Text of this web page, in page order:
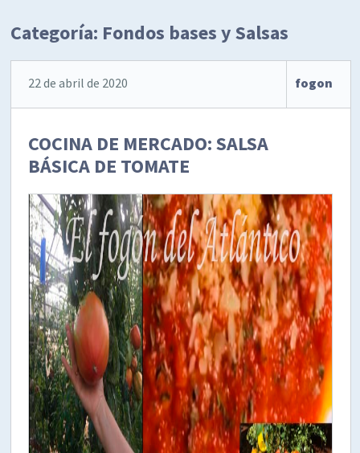
Categoría: Fondos bases y Salsas
22 de abril de 2020 fogon
COCINA DE MERCADO: SALSA
BÁSICA DE TOMATE